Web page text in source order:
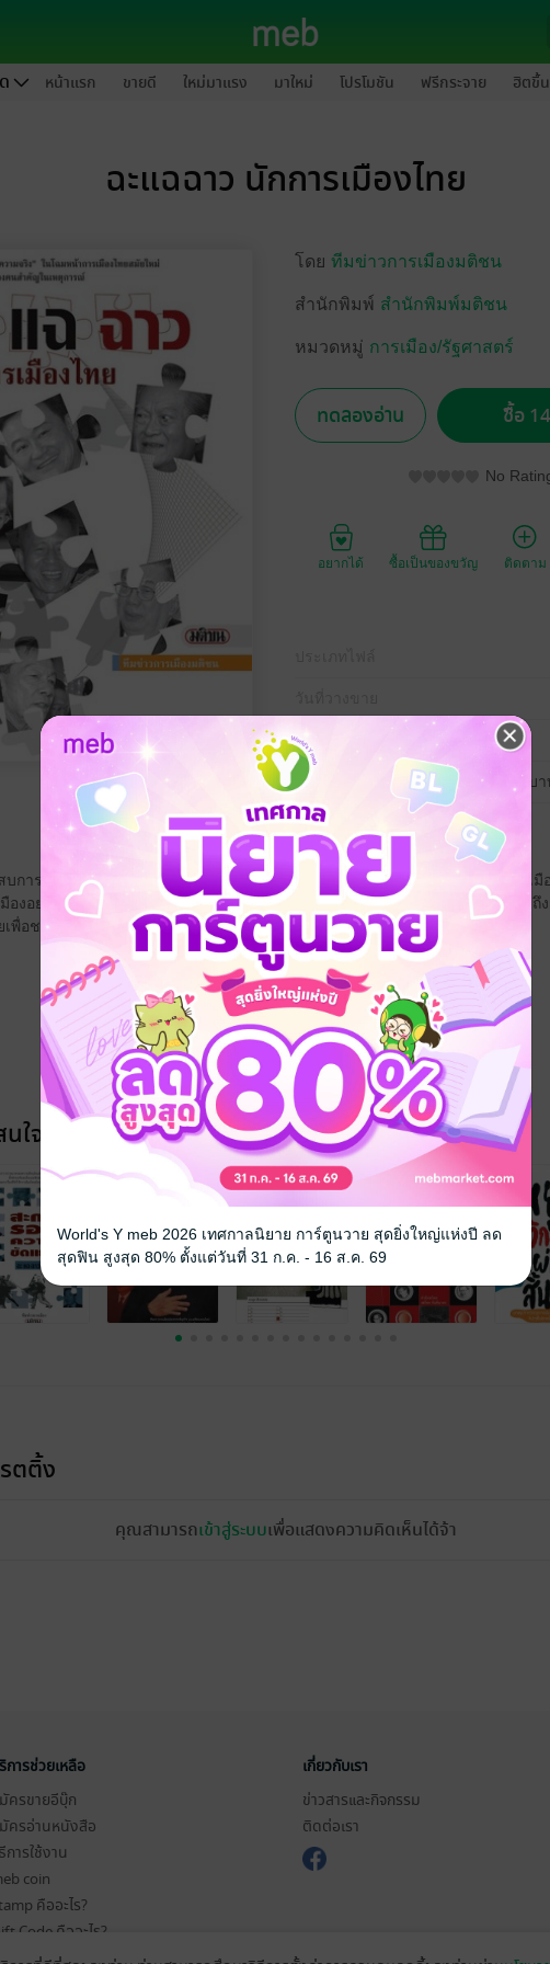
หน้าแรก ขายดี ใหม่มาแรง มาใหม่ โปรโมชัน ฟรีกระจาย ฮิตขึ้
ฉะแฉฉาว นักการเมืองไทย
โดย ทีมข่าวการเมืองมติชน
สำนักพิมพ์ สำนักพิมพ์มติชน
หมวดหมู่ การเมือง/รัฐศาสตร์
ทดลองอ่าน ซื้อ
No
อยากได้ ซื้อเป็นของขวัญ ติดตาม
ความยาว
ราคาปก 220 บ
การณ์ใน ฉะ แฉ ฉาว เป็นการเล่าเรื่องราวทางการเมืองผ่านปากคำของนักการเ
องอย่างหลากหลายแง่มุม ทั้งเรื่องที่ฉาวโฉ่ เรื่องที่เป็นแง่มุมที่น้อยคนจะเคยรู้ รวมถึง
พื่อชาติตลอดจนเรื่องอันอาจเคยเป็นความในใจของบางคนและบางสถานการณ์
ใจ
ตติ้ง
คุณสามารถเข้าสู่ระบบเพื่อแสดงความคิดเห็นได้จ้า
การช่วยเหลือ
ครขายอีบุ๊ก
ครอ่านหนังสือ
การใช้งาน
coin
คืออะไร?
Code คืออะไร?
อนไขในการใช้บริการ
เกี่ยวกับเรา
ข่าวสารและกิจกรรม
ติดต่อเรา
World's Y meb 2026 เทศกาลนิยาย การ์ตูนวาย สุดยิ่งใหญ่แห่งปี ลด
สุดฟิน สูงสุด 80% ตั้งแต่วันที่ 31 ก.ค. - 16 ส.ค. 69